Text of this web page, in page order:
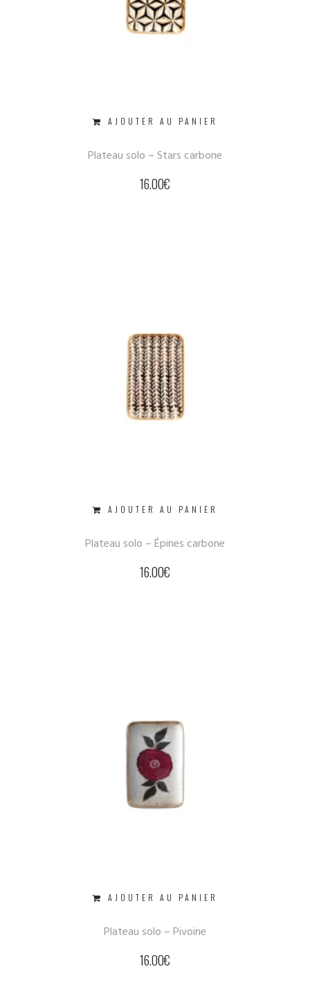
AJOUTER AU PANIER
Plateau solo – Stars carbone
16.00€
AJOUTER AU PANIER
Plateau solo – Épines carbone
16.00€
AJOUTER AU PANIER
Plateau solo – Pivoine
16.00€